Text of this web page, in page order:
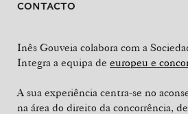
CONTACTO
Inês Gouveia colabora com a
Integra a equipa de europeu e
A sua experiência centra-se no
na área do direito da concorrência,